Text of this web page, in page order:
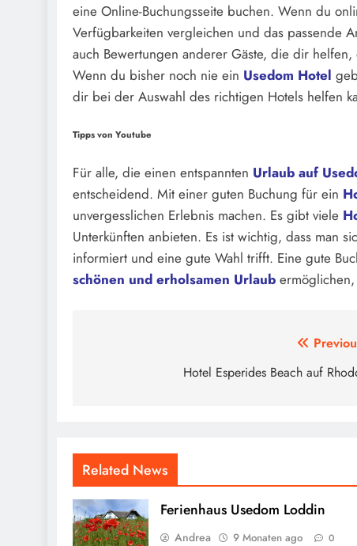
eine Online-Buchungsseite buchen. Wenn du
Verfügbarkeiten vergleichen und das passende
auch Bewertungen anderer Gäste, die dir helfen,
Wenn du bisher noch nie ein Usedom Hotel
dir bei der Auswahl des richtigen Hotels helfen
Tipps von Youtube
Für alle, die einen entspannten Urlaub auf
entscheidend. Mit einer guten Buchung für ein
unvergesslichen Erlebnis machen. Es gibt viele
Unterkünften anbieten. Es ist wichtig, dass man
informiert und eine gute Wahl trifft. Eine gute
schönen und erholsamen Urlaub
Hotel Esperides Beach auf
Related News
Ferienhaus Usedom Loddin
Andrea 9 Monaten ago 0